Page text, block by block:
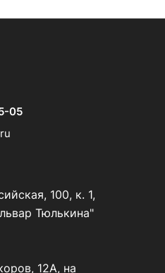
05
100, к. 1,
Тюлькина"
12А, на